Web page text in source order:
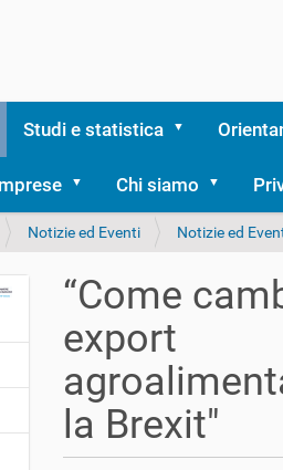
Studi e statistica
Chi siamo
Notizie ed Eventi Notizie ed
“Come
export
la Brexit"